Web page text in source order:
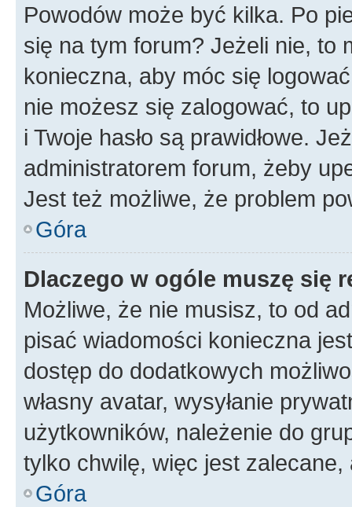
Powodów może być kilka. Po
się na tym forum? Jeżeli nie, to
konieczna, aby móc się
nie możesz się zalogować, to
i Twoje hasło są prawidłowe.
administratorem forum, żeby
Jest też możliwe, że problem
Góra
Dlaczego w ogóle muszę się
Możliwe, że nie musisz, to od
pisać wiadomości konieczna
dostęp do dodatkowych
własny avatar, wysyłanie
użytkowników, należenie do
tylko chwilę, więc jest zalecane,
Góra